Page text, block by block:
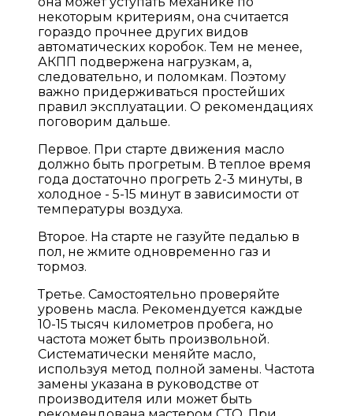
некоторым критериям, она считается
гораздо прочнее других видов
автоматических коробок. Тем не менее,
АКПП подвержена нагрузкам, а,
следовательно, и поломкам. Поэтому
важно придерживаться простейших
правил эксплуатации. О рекомендациях
поговорим дальше.
Первое. При старте движения масло
должно быть прогретым. В теплое время
года достаточно прогреть 2-3 минуты, в
холодное - 5-15 минут в зависимости от
температуры воздуха.
Второе. На старте не газуйте педалью в
пол, не жмите одновременно газ и
тормоз.
Третье. Самостоятельно проверяйте
уровень масла. Рекомендуется каждые
10-15 тысяч километров пробега, но
частота может быть произвольной.
Систематически меняйте масло,
используя метод полной замены. Частота
замены указана в руководстве от
производителя или может быть